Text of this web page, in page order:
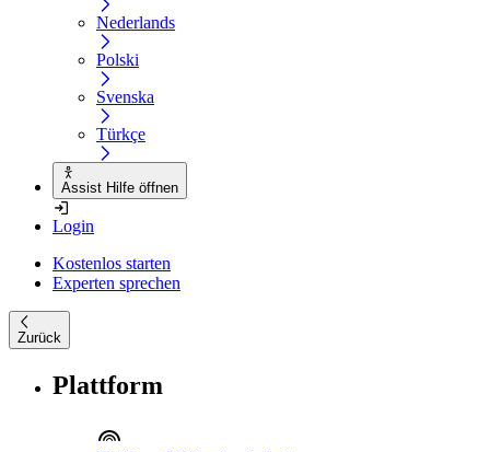
Nederlands
Polski
Svenska
Türkçe
Assist Hilfe öffnen
Login
Kostenlos starten
Experten sprechen
Zurück
Plattform